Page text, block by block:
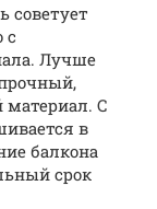
советует
с
Лучше
материал. С
в
балкона
срок